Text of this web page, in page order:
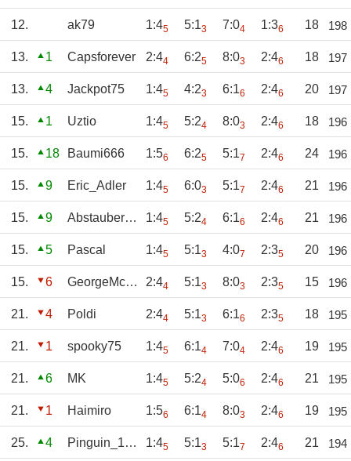
12. ak79 1:45 5:13 7:04 1:36 18 198
13. 1 Capsforever 2:44 6:25 8:03 2:46 18 197
13. 4 Jackpot75 1:45 4:23 6:16 2:46 20 197
15. 1 Uztio 1:45 5:24 8:03 2:46 18 196
15. 18 Baumi666 1:56 6:25 5:17 2:46 24 196
15. 9 Eric_Adler 1:45 6:03 5:17 2:46 21 196
15. 9 Abstauber01 1:45 5:24 6:16 2:46 21 196
15. 5 Pascal 1:45 5:13 4:07 2:35 20 196
15. 6 GeorgeMcFly 2:44 5:13 8:03 2:35 15 196
21. 4 Poldi 2:44 5:13 6:16 2:35 18 195
21. 1 spooky75 1:45 6:14 7:04 2:46 19 195
21. 6 MK 1:45 5:24 5:06 2:46 21 195
21. 1 Haimiro 1:56 6:14 8:03 2:46 19 195
25. 4 Pinguin_1970 1:45 5:13 5:17 2:46 21 194